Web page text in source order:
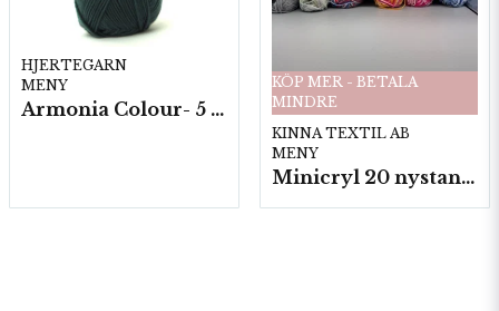
HJERTEGARN
MENY
Armonia Colour- 5 härv/fp. a100 g.
KÖP MER - BETALA
MINDRE
KINNA TEXTIL AB
MENY
Minicryl 20 nystan a25g./fp.